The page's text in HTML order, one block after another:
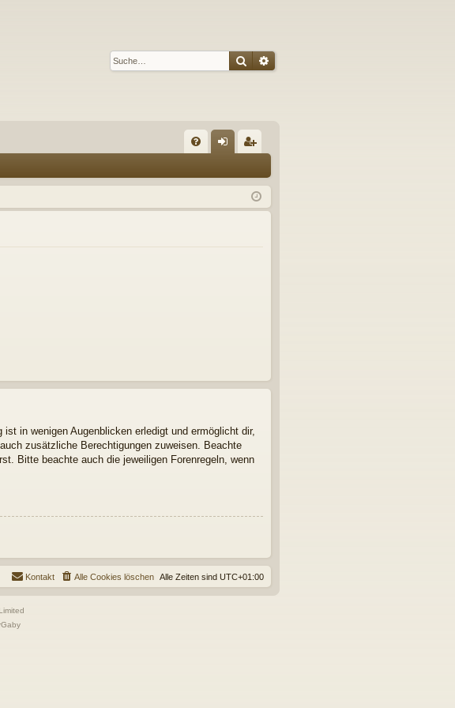
SucheErweiterte Suche
Q m
el
ist
rie
in wenigen Augenblicken erledigt und ermöglicht dir,
zusätzliche Berechtigungen zuweisen. Beachte
Bitte beachte auch die jeweiligen Forenregeln, wenn
Alle Zeiten sind UTC+01:00
Alle Cookies löschen
Kontakt